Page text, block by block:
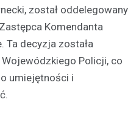
został oddelegowany
Komendanta
Ta decyzja została
Policji, co
umiejętności i